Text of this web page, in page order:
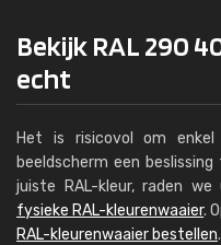
Bekijk RAL 290
echt
Het is risicovol om
beeldscherm een
juiste RAL-kleur, raden
fysieke RAL-kleurenwaaier.
RAL-kleurenwaaier bestellen.